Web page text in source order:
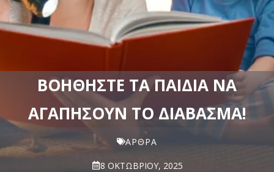
ΒΟΗΘΉΣΤΕ ΤΑ ΠΑΙΔΙΆ ΝΑ
ΑΓΑΠΉΣΟΥΝ ΤΟ ΔΙΆΒΑΣΜΑ!
ΆΡΘΡΑ
8 ΟΚΤΩΒΡΊΟΥ, 2025